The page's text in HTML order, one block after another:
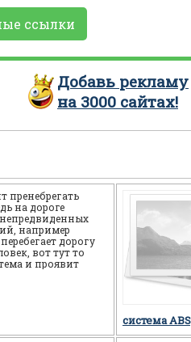
ссылки
Добавь рекламу
на 3000 сайтах!
пренебрегать
на дороге
например
дорогу
вот тут то
и проявит
система